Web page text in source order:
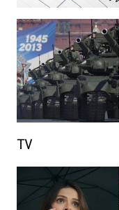
TV